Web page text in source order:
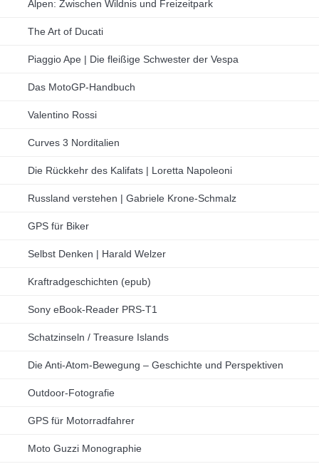
Alpen: Zwischen Wildnis und Freizeitpark
The Art of Ducati
Piaggio Ape | Die fleißige Schwester der Vespa
Das MotoGP-Handbuch
Valentino Rossi
Curves 3 Norditalien
Die Rückkehr des Kalifats | Loretta Napoleoni
Russland verstehen | Gabriele Krone-Schmalz
GPS für Biker
Selbst Denken | Harald Welzer
Kraftradgeschichten (epub)
Sony eBook-Reader PRS-T1
Schatzinseln / Treasure Islands
Die Anti-Atom-Bewegung – Geschichte und Perspektiven
Outdoor-Fotografie
GPS für Motorradfahrer
Moto Guzzi Monographie